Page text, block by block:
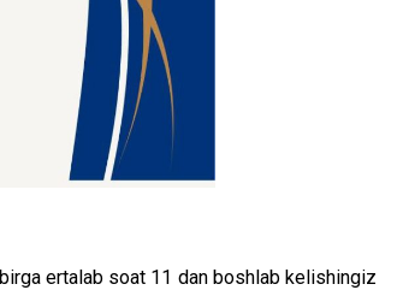
ertalab soat 11 dan boshlab kelishingiz